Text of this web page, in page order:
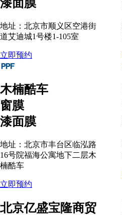
漆面膜
地址：北京市顺义区空港街
道艾迪城1号楼1-105室
立即预约
木楠酷车
窗膜
漆面膜
地址：北京市丰台区临泓路
16号院福海公寓地下二层木
楠酷车
立即预约
北京亿盛宝隆商贸